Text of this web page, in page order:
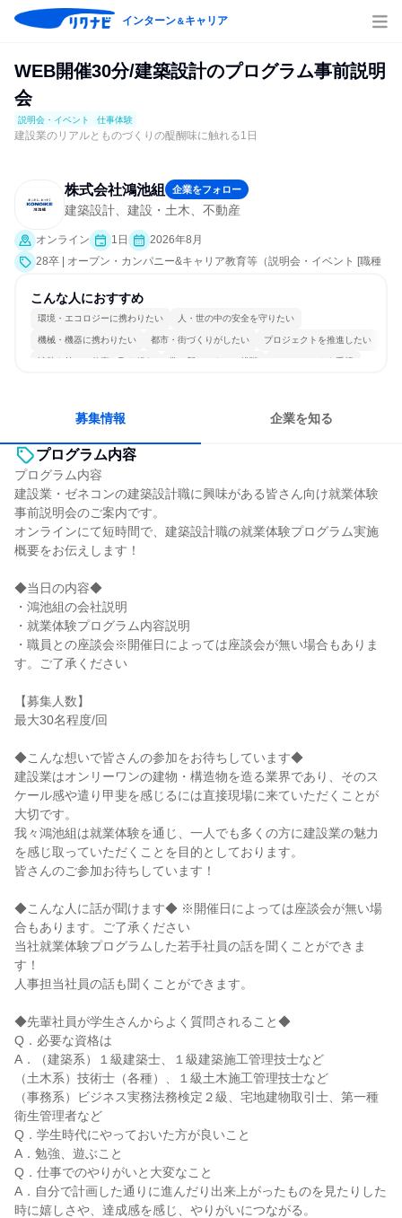
インターン＆キャリア
WEB開催30分/建築設計のプログラム事前説明
会
説明会・イベント 仕事体験
建設業のリアルとものづくりの醍醐味に触れる1日
株式会社鴻池組 企業をフォロー
建築設計、建設・土木、不動産
オンライン 1日
2026年8月
28卒 | オープン・カンパニー&キャリア教育等（説明会・イベント [職種
究]、仕事体験）
こんな人におすすめ
環境・エコロジーに携わりたい 人・世の中の安全を守りたい
機械・機器に携わりたい 都市・街づくりがしたい プロジェクトを推進したい
情熱を持って仕事に取り組む 常に新しいものに挑戦 チームワークを重視
募集情報 企業を知る
プログラム内容
プログラム内容
建設業・ゼネコンの建築設計職に興味がある皆さん向け就業体験
事前説明会のご案内です。
オンラインにて短時間で、建築設計職の就業体験プログラム実施
概要をお伝えします！
◆当日の内容◆
・鴻池組の会社説明
・就業体験プログラム内容説明
・職員との座談会※開催日によっては座談会が無い場合もありま
す。ご了承ください
【募集人数】
最大30名程度/回
◆こんな想いで皆さんの参加をお待ちしています◆
建設業はオンリーワンの建物・構造物を造る業界であり、そのス
ケール感や遣り甲斐を感じるには直接現場に来ていただくことが
大切です。
我々鴻池組は就業体験を通じ、一人でも多くの方に建設業の魅力
を感じ取っていただくことを目的としております。
皆さんのご参加お待ちしています！
◆こんな人に話が聞けます◆ ※開催日によっては座談会が無い場
合もあります。ご了承ください
当社就業体験プログラムした若手社員の話を聞くことができま
す！
人事担当社員の話も聞くことができます。
◆先輩社員が学生さんからよく質問されること◆
Q．必要な資格は
A．（建築系）１級建築士、１級建築施工管理技士など
（土木系）技術士（各種）、１級土木施工管理技士など
（事務系）ビジネス実務法務検定２級、宅地建物取引士、第一種
衛生管理者など
Q．学生時代にやっておいた方が良いこと
A．勉強、遊ぶこと
Q．仕事でのやりがいと大変なこと
A．自分で計画した通りに進んだり出来上がったものを見たりした
時に嬉しさや、達成感を感じ、やりがいにつながる。